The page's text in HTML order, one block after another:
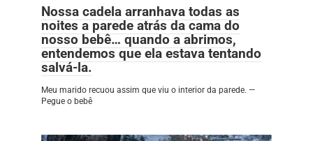
Nossa cadela arranhava todas as
noites a parede atrás da cama do
nosso bebê… quando a abrimos,
entendemos que ela estava tentando
salvá-la.
Meu marido recuou assim que viu o interior da parede. —
Pegue o bebê